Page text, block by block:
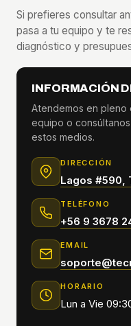
Si prefieres consultar
pasa a tu equipo y te
diagnóstico y
INFORMACIÓN
Atendemos en pleno
equipo o
estos medios.
DIRECCIÓN
Lagos #590,
TELÉFONO
+56 9 3678
EMAIL
HORARIO
Lun a Vie